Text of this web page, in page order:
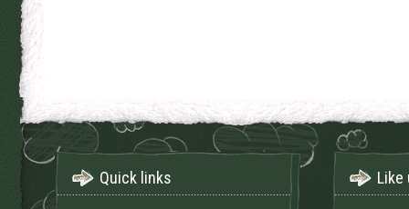
Quick links Like